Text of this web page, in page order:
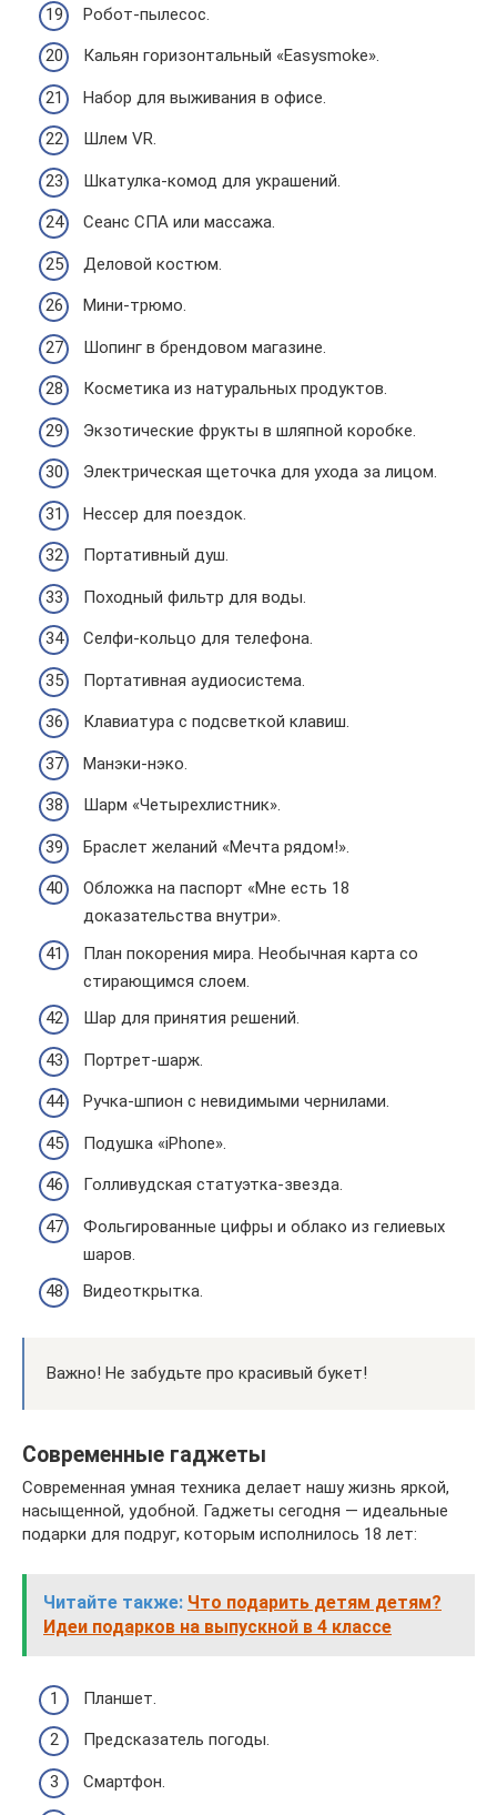
Робот-пылесос.
Кальян горизонтальный «Easysmoke».
Набор для выживания в офисе.
Шлем VR.
Шкатулка-комод для украшений.
Сеанс СПА или массажа.
Деловой костюм.
Мини-трюмо.
Шопинг в брендовом магазине.
Косметика из натуральных продуктов.
Экзотические фрукты в шляпной коробке.
Электрическая щеточка для ухода за лицом.
Нессер для поездок.
Портативный душ.
Походный фильтр для воды.
Селфи-кольцо для телефона.
Портативная аудиосистема.
Клавиатура с подсветкой клавиш.
Манэки-нэко.
Шарм «Четырехлистник».
Браслет желаний «Мечта рядом!».
Обложка на паспорт «Мне есть 18
доказательства внутри».
План покорения мира. Необычная карта со
стирающимся слоем.
Шар для принятия решений.
Портрет-шарж.
Ручка-шпион с невидимыми чернилами.
Подушка «iPhone».
Голливудская статуэтка-звезда.
Фольгированные цифры и облако из гелиевых
шаров.
Видеоткрытка.
Важно! Не забудьте про красивый букет!
Современные гаджеты
Современная умная техника делает нашу жизнь яркой,
насыщенной, удобной. Гаджеты сегодня — идеальные
подарки для подруг, которым исполнилось 18 лет:
Читайте также: Что подарить детям детям?
Идеи подарков на выпускной в 4 классе
Планшет.
Предсказатель погоды.
Смартфон.